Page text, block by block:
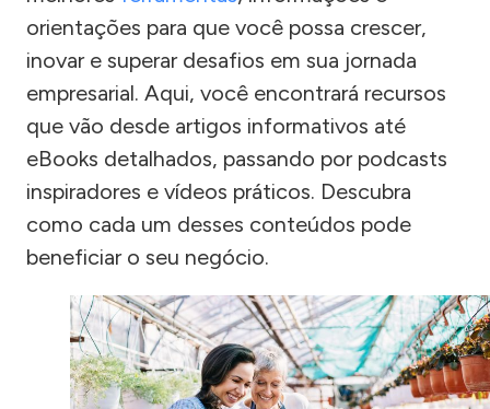
orientações para que você possa crescer,
inovar e superar desafios em sua jornada
empresarial. Aqui, você encontrará recursos
que vão desde artigos informativos até
eBooks detalhados, passando por podcasts
inspiradores e vídeos práticos. Descubra
como cada um desses conteúdos pode
beneficiar o seu negócio.